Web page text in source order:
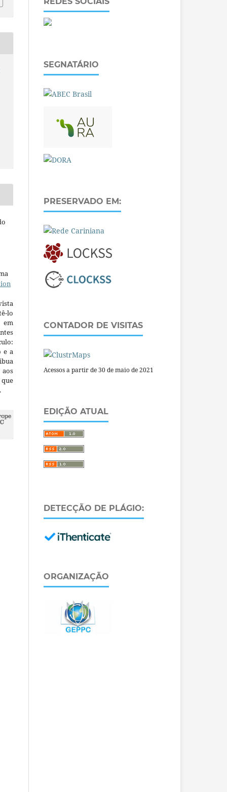
lo
em
e a
SEGNATÁRIO
PRESERVADO EM:
CONTADOR DE VISITAS
Acessos a partir de 30 de maio de 2021
EDIÇÃO ATUAL
DETECÇÃO DE PLÁGIO:
ORGANIZAÇÃO